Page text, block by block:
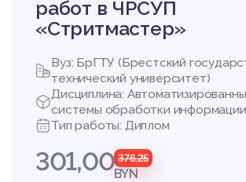
2.
работ в ЧРСУП
«Стритмастер»
Вуз: БрГТУ (Брестский
технический университет)
Дисциплина:
системы обработки
Тип работы: Диплом
301,00 376,25
BYN